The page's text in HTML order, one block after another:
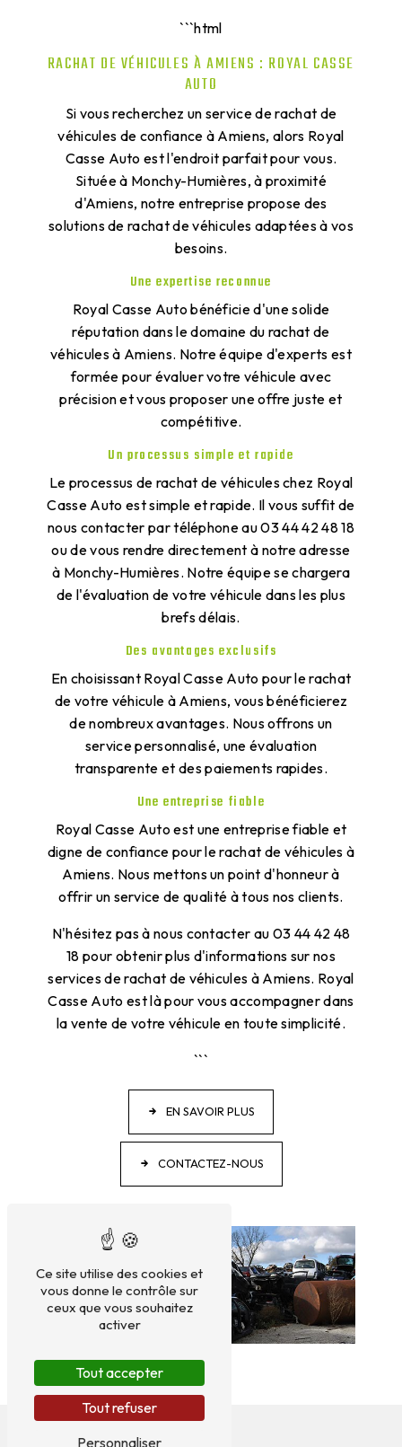
```html
RACHAT DE VÉHICULES À AMIENS : ROYAL CASSE
AUTO
Si vous recherchez un service de rachat de
véhicules de confiance à Amiens, alors Royal
Casse Auto est l'endroit parfait pour vous.
Située à Monchy-Humières, à proximité
d'Amiens, notre entreprise propose des
solutions de rachat de véhicules adaptées à vos
besoins.
Une expertise reconnue
Royal Casse Auto bénéficie d'une solide
réputation dans le domaine du rachat de
véhicules à Amiens. Notre équipe d'experts est
formée pour évaluer votre véhicule avec
précision et vous proposer une offre juste et
compétitive.
Un processus simple et rapide
Le processus de rachat de véhicules chez Royal
Casse Auto est simple et rapide. Il vous suffit de
nous contacter par téléphone au 03 44 42 48 18
ou de vous rendre directement à notre adresse
à Monchy-Humières. Notre équipe se chargera
de l'évaluation de votre véhicule dans les plus
brefs délais.
Des avantages exclusifs
En choisissant Royal Casse Auto pour le rachat
de votre véhicule à Amiens, vous bénéficierez
de nombreux avantages. Nous offrons un
service personnalisé, une évaluation
transparente et des paiements rapides.
Une entreprise fiable
Royal Casse Auto est une entreprise fiable et
digne de confiance pour le rachat de véhicules à
Amiens. Nous mettons un point d'honneur à
offrir un service de qualité à tous nos clients.
N'hésitez pas à nous contacter au 03 44 42 48
18 pour obtenir plus d'informations sur nos
services de rachat de véhicules à Amiens. Royal
Casse Auto est là pour vous accompagner dans
la vente de votre véhicule en toute simplicité.
```
EN SAVOIR PLUS
CONTACTEZ-NOUS
Ce site utilise des cookies et
vous donne le contrôle sur
ceux que vous souhaitez
activer
Tout accepter
Tout refuser
Personnaliser